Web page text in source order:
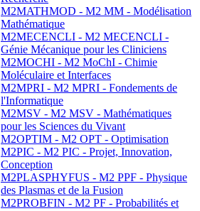
M2MATHMOD - M2 MM - Modélisation
Mathématique
M2MECENCLI - M2 MECENCLI -
Génie Mécanique pour les Cliniciens
M2MOCHI - M2 MoChI - Chimie
Moléculaire et Interfaces
M2MPRI - M2 MPRI - Fondements de
l'Informatique
M2MSV - M2 MSV - Mathématiques
pour les Sciences du Vivant
M2OPTIM - M2 OPT - Optimisation
M2PIC - M2 PIC - Projet, Innovation,
Conception
M2PLASPHYFUS - M2 PPF - Physique
des Plasmas et de la Fusion
M2PROBFIN - M2 PF - Probabilités et